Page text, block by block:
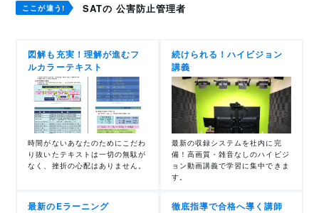
ここが違う! SATの 公害防止管理者
図解も充実！理解が進むフ
ルカラーテキスト
時間がないあなたのためにこだわ
り抜いたテキストは一切の無駄が
なく、挫折の心配はありません。
続けられる！ハイビジョン
講義
最新の収録システムを社内に完
備！高画質・雑音なしのハイビジ
ョン動画講義で学習に集中できま
す。
最新のEラーニング 徹底指導で合格へ導く講師